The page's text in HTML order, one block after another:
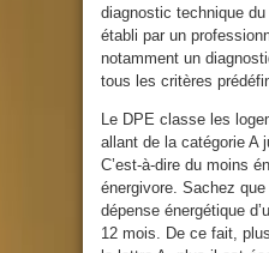
diagnostic technique
établi par un
notamment un
tous les critères
Le DPE classe les
allant de la catégorie A
C’est-à-dire du moins
énergivore. Sachez
dépense énergétique
12 mois. De ce fait,